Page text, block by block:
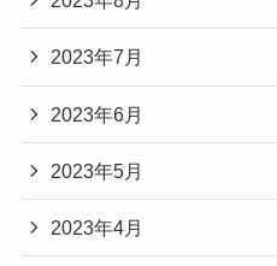
2023年7月
2023年6月
2023年5月
2023年4月